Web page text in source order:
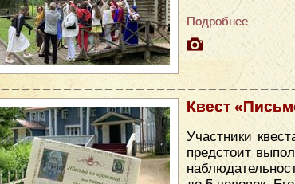
Подробнее
Квест
Участники
предстоит